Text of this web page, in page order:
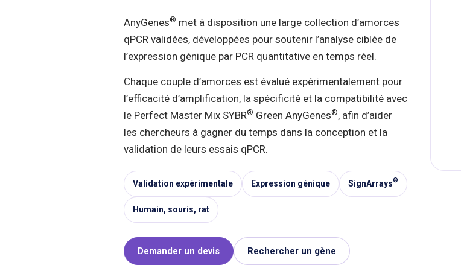
AnyGenes® met à disposition une large collection d’amorces
qPCR validées, développées pour soutenir l’analyse ciblée de
l’expression génique par PCR quantitative en temps réel.
Chaque couple d’amorces est évalué expérimentalement pour
l’efficacité d’amplification, la spécificité et la compatibilité avec
le Perfect Master Mix SYBR® Green AnyGenes®, afin d’aider
les chercheurs à gagner du temps dans la conception et la
validation de leurs essais qPCR.
Validation expérimentale Expression génique SignArrays®
Humain, souris, rat
Demander un devis Rechercher un gène